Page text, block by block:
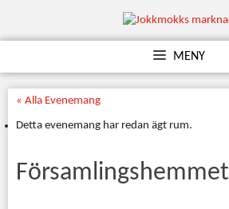
innehåll
MENY
« Alla Evenemang
Detta evenemang har redan ägt rum.
Församlingshemmet